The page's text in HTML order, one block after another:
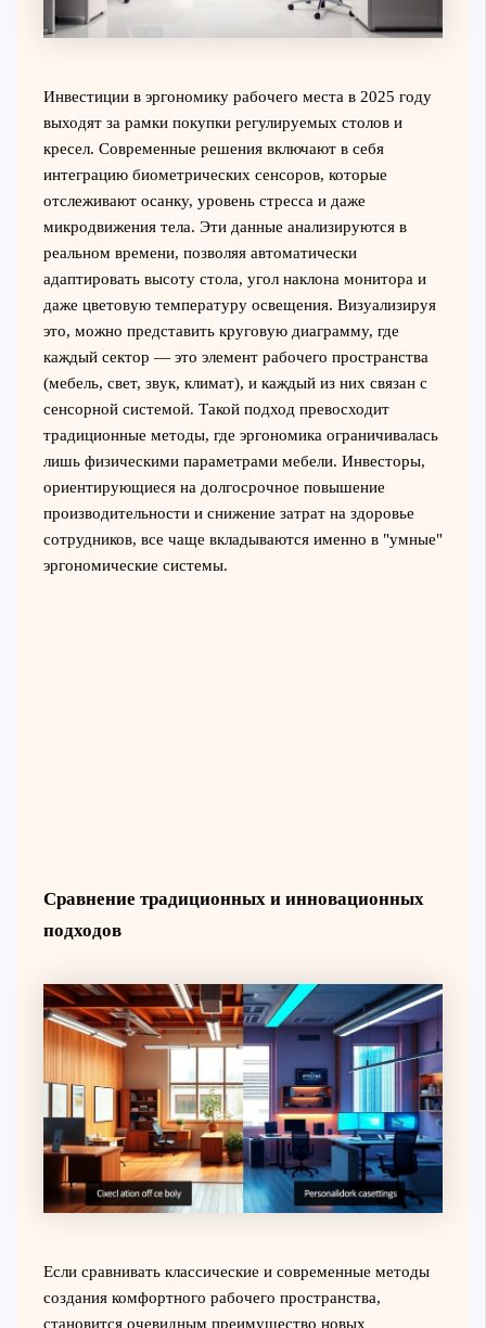
Инвестиции в эргономику рабочего места в 2025 году
выходят за рамки покупки регулируемых столов и
кресел. Современные решения включают в себя
интеграцию биометрических сенсоров, которые
отслеживают осанку, уровень стресса и даже
микродвижения тела. Эти данные анализируются в
реальном времени, позволяя автоматически
адаптировать высоту стола, угол наклона монитора и
даже цветовую температуру освещения. Визуализируя
это, можно представить круговую диаграмму, где
каждый сектор — это элемент рабочего пространства
(мебель, свет, звук, климат), и каждый из них связан с
сенсорной системой. Такой подход превосходит
традиционные методы, где эргономика ограничивалась
лишь физическими параметрами мебели. Инвесторы,
ориентирующиеся на долгосрочное повышение
производительности и снижение затрат на здоровье
сотрудников, все чаще вкладываются именно в "умные"
эргономические системы.
Сравнение традиционных и инновационных
подходов
Если сравнивать классические и современные методы
создания комфортного рабочего пространства,
становится очевидным преимущество новых